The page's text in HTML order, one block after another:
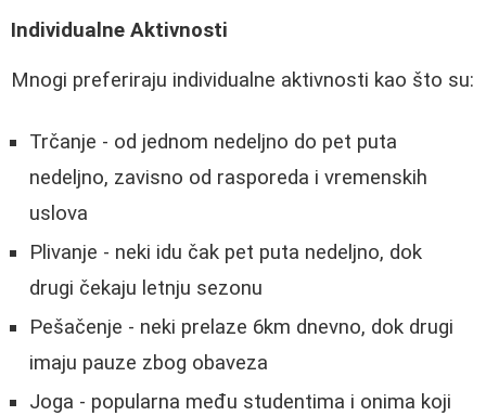
Individualne Aktivnosti
Mnogi preferiraju individualne aktivnosti kao što su:
Trčanje - od jednom nedeljno do pet puta
nedeljno, zavisno od rasporeda i vremenskih
uslova
Plivanje - neki idu čak pet puta nedeljno, dok
drugi čekaju letnju sezonu
Pešačenje - neki prelaze 6km dnevno, dok drugi
imaju pauze zbog obaveza
Joga - popularna među studentima i onima koji